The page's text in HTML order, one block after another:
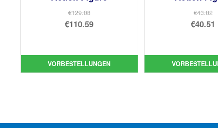
€129.08
Ursprünglicher
€129.08
€110.59
ist:
€110.59.
VORBESTELLUNGEN
€43.02
€40.51
ist: